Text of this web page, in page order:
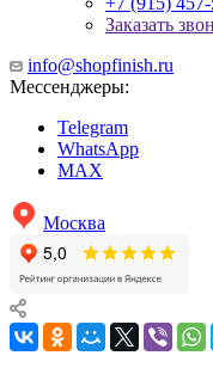
Заказать
info@shopfinish.ru
Мессенджеры:
Telegram
WhatsApp
MAX
Москва